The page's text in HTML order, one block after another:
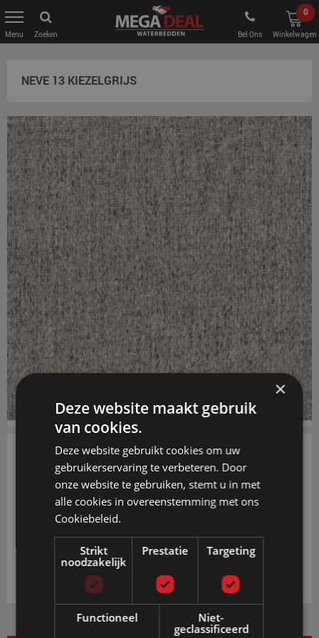
Zoeken Bel Ons
0
Winkelwagen
NEVE 13 KIEZELGRIJS
€ 0,50
PRIJS INCL. BTW EN GRATIS VERZENDING
VANAF € 20,-
×
Deze website maakt gebruik
van cookies.
Deze website gebruikt cookies om uw
gebruikerservaring te verbeteren. Door
onze website te gebruiken, stemt u in met
alle cookies in overeenstemming met ons
Cookiebeleid.
Strikt
noodzakelijk
Prestatie Targeting
Functioneel
Niet-
geclassificeerd